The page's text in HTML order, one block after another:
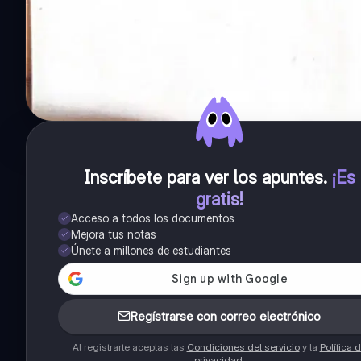
Inscríbete para ver los apuntes. ¡Es
gratis!
Acceso a todos los documentos
Mejora tus notas
Únete a millones de estudiantes
Regístrarse con correo electrónico
Al registrarte aceptas las Condiciones del servicioy la Política